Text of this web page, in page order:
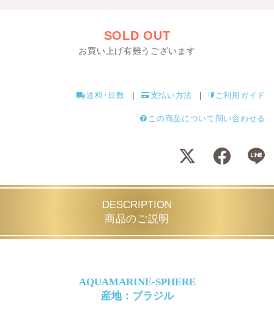
SOLD OUT
お買い上げ有難うございます
送料･日数 支払い方法 ご利用ガイド
この商品について問い合わせる
DESCRIPTION
商品のご説明
AQUAMARINE-SPHERE
産地：ブラジル